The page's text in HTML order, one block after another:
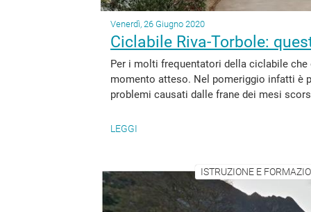
Venerdì, 26 Giugno 2020
Ciclabile Riva-Torbole:
Per i molti frequentatori della ciclabile
momento atteso. Nel pomeriggio infatti è
problemi causati dalle frane dei mesi
LEGGI
ISTRUZIONE E